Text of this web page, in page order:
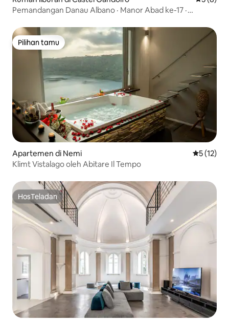
Pemandangan Danau Albano · Manor Abad ke-17 ·
Pilihan tamu
Pilihan tamu
Apartemen di Nemi Nilai rata-
5 (12)
Klimt Vistalago oleh Abitare Il Tempo
HosTeladan
HosTeladan